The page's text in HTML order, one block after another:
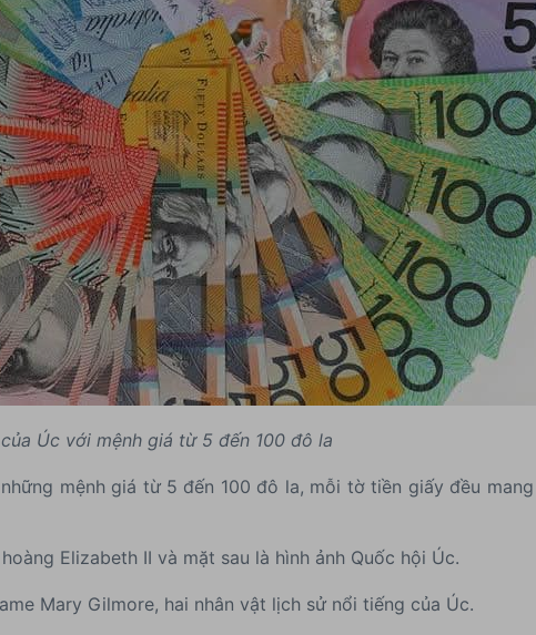
Úc với mệnh giá từ 5 đến 100 đô la
mệnh giá từ 5 đến 100 đô la, mỗi tờ tiền giấy đều
Elizabeth II và mặt sau là hình ảnh Quốc hội Úc.
Mary Gilmore, hai nhân vật lịch sử nổi tiếng của Úc.